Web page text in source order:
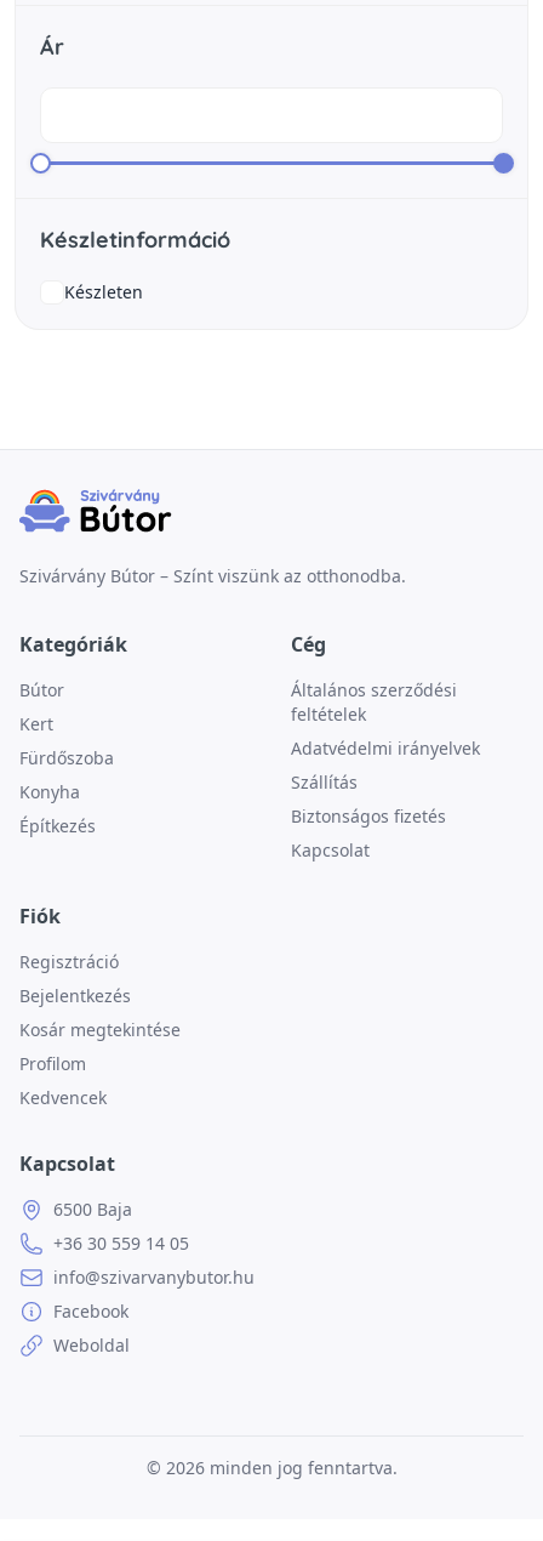
Ár
Készletinformáció
Készleten
Szivárvány Bútor – Színt viszünk az otthonodba.
Kategóriák
Bútor
Kert
Fürdőszoba
Konyha
Építkezés
Cég
Általános szerződési
feltételek
Adatvédelmi irányelvek
Szállítás
Biztonságos fizetés
Kapcsolat
Fiók
Regisztráció
Bejelentkezés
Kosár megtekintése
Profilom
Kedvencek
Kapcsolat
6500 Baja
+36 30 559 14 05
info@szivarvanybutor.hu
Facebook
Weboldal
© 2026 minden jog fenntartva.